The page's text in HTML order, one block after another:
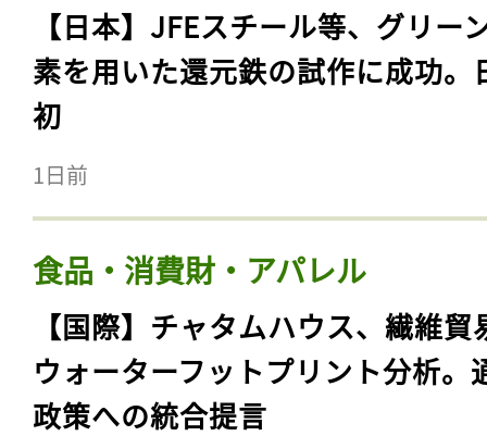
【日本】JFEスチール等、グリー
素を用いた還元鉄の試作に成功。
初
1日前
食品・消費財・アパレル
【国際】チャタムハウス、繊維貿
ウォーターフットプリント分析。
政策への統合提言